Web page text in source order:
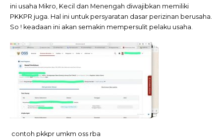
ini usaha Mikro, Kecil dan Menengah diwajibkan memiliki
PKKPR juga. Hal ini untuk persyaratan dasar perizinan berusaha.
So ! keadaan ini akan semakin mempersulit pelaku usaha.
contoh pkkpr umkm oss rba